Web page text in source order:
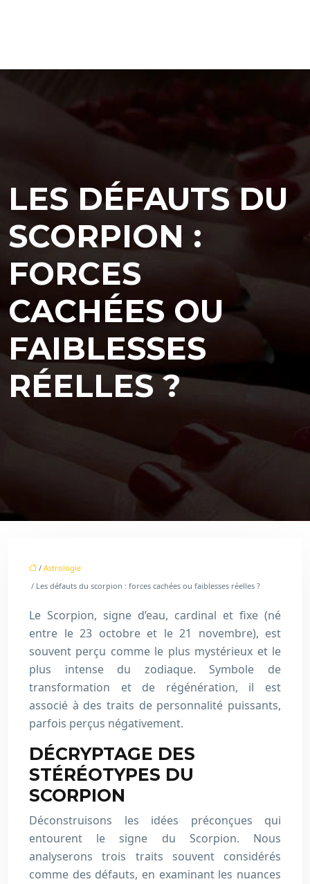
LES DÉFAUTS DU
SCORPION :
FORCES
CACHÉES OU
FAIBLESSES
RÉELLES ?
/ Astrologie
/ Les défauts du scorpion : forces cachées ou faiblesses réelles ?
Le Scorpion, signe d’eau, cardinal et fixe (né
entre le 23 octobre et le 21 novembre), est
souvent perçu comme le plus mystérieux et le
plus intense du zodiaque. Symbole de
transformation et de régénération, il est
associé à des traits de personnalité puissants,
parfois perçus négativement.
DÉCRYPTAGE DES
STÉRÉOTYPES DU
SCORPION
Déconstruisons les idées préconçues qui
entourent le signe du Scorpion. Nous
analyserons trois traits souvent considérés
comme des défauts, en examinant les nuances